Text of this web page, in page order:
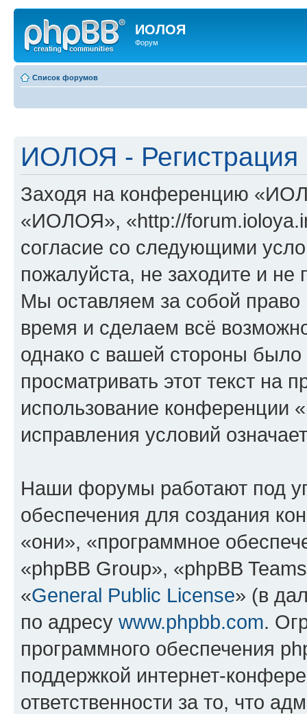
ИОЛОЯ
Форум
Список форумов
ИОЛОЯ - Регистрация
Заходя на конференцию
«ИОЛОЯ», «http://
согласие со следующими
пожалуйста, не заходите и
Мы оставляем за собой
время и сделаем всё
однако с вашей стороны
просматривать этот текст на
использование
исправления условий
Наши форумы работают под
обеспечения для создания
«они», «программное
«phpBB Group», «phpBB
«General Public License» (в
по адресу www.phpbb.com.
программного обеспечения
поддержкой интернет-
ответственности за то, что